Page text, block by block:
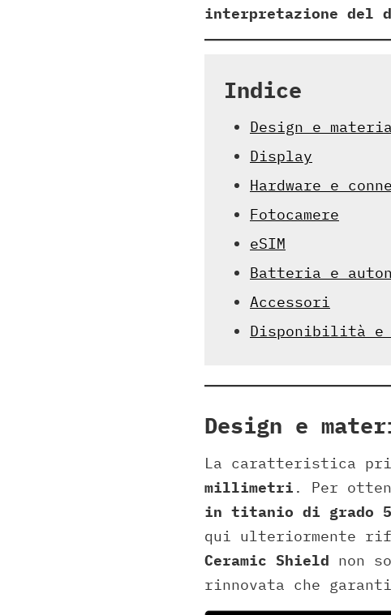
interpretazione del
Indice
Design e
Display
Hardware e
Fotocamere
eSIM
Batteria e
Accessori
Disponibilità e
Design e
La caratteristica
millimetri . Per
in titanio di grado 5
qui ulteriormente
Ceramic Shield non
rinnovata che